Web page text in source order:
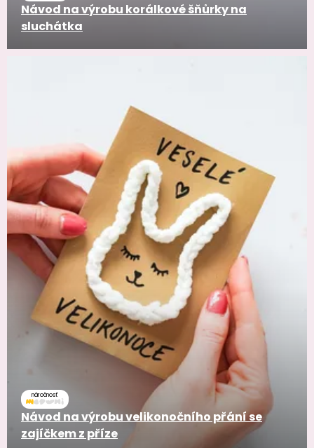
Návod na výrobu korálkové šňůrky na
sluchátka
náročnosť
Návod na výrobu velikonočního přání se
zajíčkem z příze